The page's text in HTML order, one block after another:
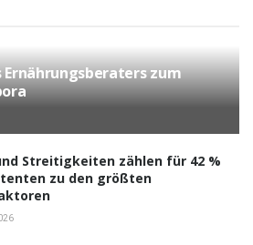
Ernährungsberaters zum
Streitigkeiten zählen für 42 %
zu den größten